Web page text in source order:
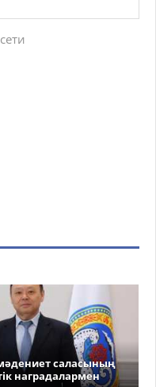
саласының
наградалармен